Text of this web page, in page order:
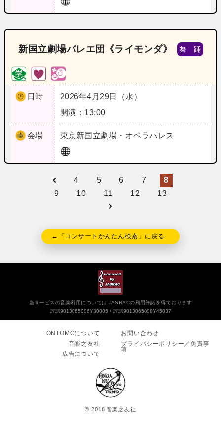
新国立劇場バレエ団《ライモンダ》 舞 踊
日時
2026年4月29日（水）
開演：13:00
会場 東京新国立劇場・オペラパレス
4 5 6 7
8
9
10 11 12 13
←「コンサートかんたん検索」に戻る
当サービスの音楽利用については JASRACの利用許諾を得ております
許諾9013065006Y30005
許諾9013065008Y45037
ONTOMOについて
音楽之友社
広告について
お問い合わせ
プライバシーポリシー／免責事
項
© 2018 音楽之友社